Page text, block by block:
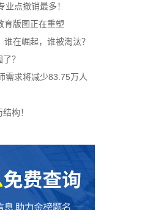
点撤销最多！
育版图正在重塑
在崛起，谁被淘汰？
？
需求将减少83.75万人
构！